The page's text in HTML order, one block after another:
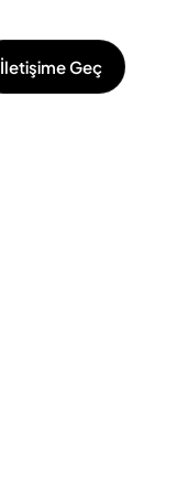
İletişime Geç